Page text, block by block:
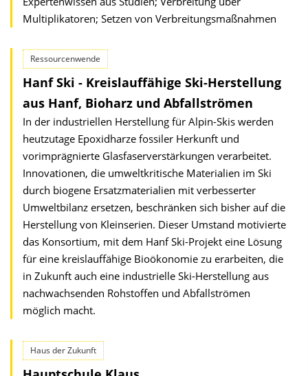
Multiplikatoren; Setzen von Verbreitungsmaßnahmen
Ressourcenwende
Hanf Ski - Kreislauffähige Ski-Herstellung
aus Hanf, Bioharz und Abfallströmen
In der industriellen Herstellung für Alpin-Skis werden
heutzutage Epoxidharze fossiler Herkunft und
vorimprägnierte Glasfaserverstärkungen verarbeitet.
Innovationen, die umweltkritische Materialien im Ski
durch biogene Ersatzmaterialien mit verbesserter
Umweltbilanz ersetzen, beschränken sich bisher auf die
Herstellung von Kleinserien. Dieser Umstand motivierte
das Konsortium, mit dem Hanf Ski-Projekt eine Lösung
für eine kreislauffähige Bioökonomie zu erarbeiten, die
in Zukunft auch eine industrielle Ski-Herstellung aus
nachwachsenden Rohstoffen und Abfallströmen
möglich macht.
Haus der Zukunft